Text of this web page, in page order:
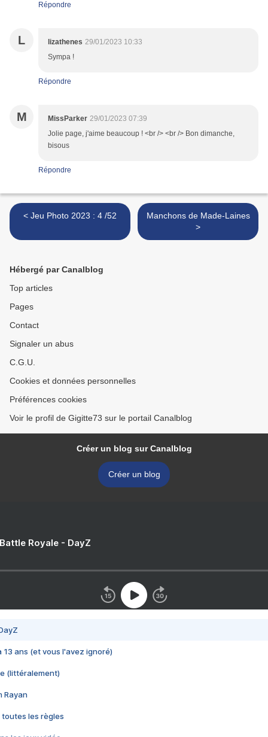
Répondre
L lizathenes 29/01/2023 10:33
Sympa !
Répondre
M MissParker 29/01/2023 07:39
Jolie page, j'aime beaucoup ! <br /> <br /> Bon dimanche,
bisous
Répondre
< Jeu Photo 2023 : 4 /52
Manchons de Made-Laines
>
Hébergé par Canalblog
Top articles
Pages
Contact
Signaler un abus
C.G.U.
Cookies et données personnelles
Préférences cookies
Voir le profil de Gigitte73 sur le portail Canalblog
Créer un blog sur Canalblog
Créer un blog
Royale - DayZ
13 ans (et vous l'avez ignoré)
(littéralement)
Rayan
toutes les règles